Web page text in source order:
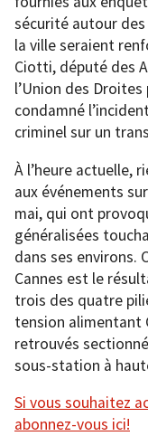
sécurité autour
la ville seraient
Ciotti, député des
l’Union des Droites
condamné
criminel sur un
À l’heure actuelle,
aux événements
mai, qui ont
généralisées
dans ses environs.
Cannes est le
trois des quatre
tension alimentant
retrouvés
sous-station à
Si vous souhaitez
abonnez-vous ici!